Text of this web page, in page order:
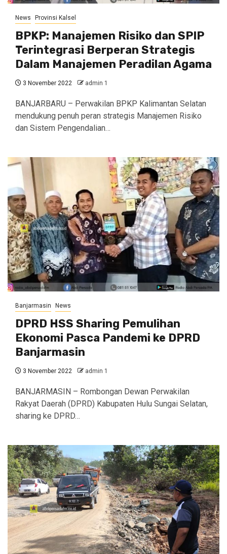
News Provinsi Kalsel
BPKP: Manajemen Risiko dan SPIP
Terintegrasi Berperan Strategis
Dalam Manajemen Peradilan Agama
3 November 2022 admin 1
BANJARBARU – Perwakilan BPKP Kalimantan Selatan
mendukung penuh peran strategis Manajemen Risiko
dan Sistem Pengendalian…
Banjarmasin News
DPRD HSS Sharing Pemulihan
Ekonomi Pasca Pandemi ke DPRD
Banjarmasin
3 November 2022 admin 1
BANJARMASIN – Rombongan Dewan Perwakilan
Rakyat Daerah (DPRD) Kabupaten Hulu Sungai Selatan,
sharing ke DPRD…